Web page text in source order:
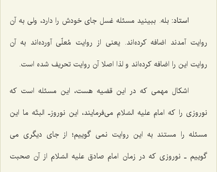
استاد: بله. ببینید مسئله غسل جای خودش را دارد، ولی به آن
روایت آمدند اضافه کرده‌اند. یعنی از روایت مُعلّی آورده‌اند به آن
روایت این را اضافه کرده‌اند و لذا اصلا آن روایت تحریف شده است.
اشکال مهمی که در این قضیه هست، این مسئله است که
نوروزی را که امام علیه السّلام می‌فرمایند، این نوروزـ البتّه ما این
مسئله را مستند به این روایت نمی گوییم؛ از جای دیگری می
گوییم ـ نوروزی که در زمان امام صادق علیه السّلام از آن صحبت